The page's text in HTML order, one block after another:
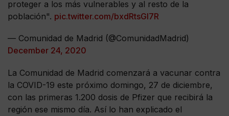
proteger a los más vulnerables y al resto de la
población". pic.twitter.com/bxdRtsGl7R
— Comunidad de Madrid (@ComunidadMadrid)
December 24, 2020
La Comunidad de Madrid comenzará a vacunar contra
la COVID-19 este próximo domingo, 27 de diciembre,
con las primeras 1.200 dosis de Pfizer que recibirá la
región ese mismo día. Así lo han explicado el